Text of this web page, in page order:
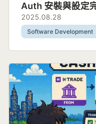
Auth 安裝與設定
2025.08.28
Software Development